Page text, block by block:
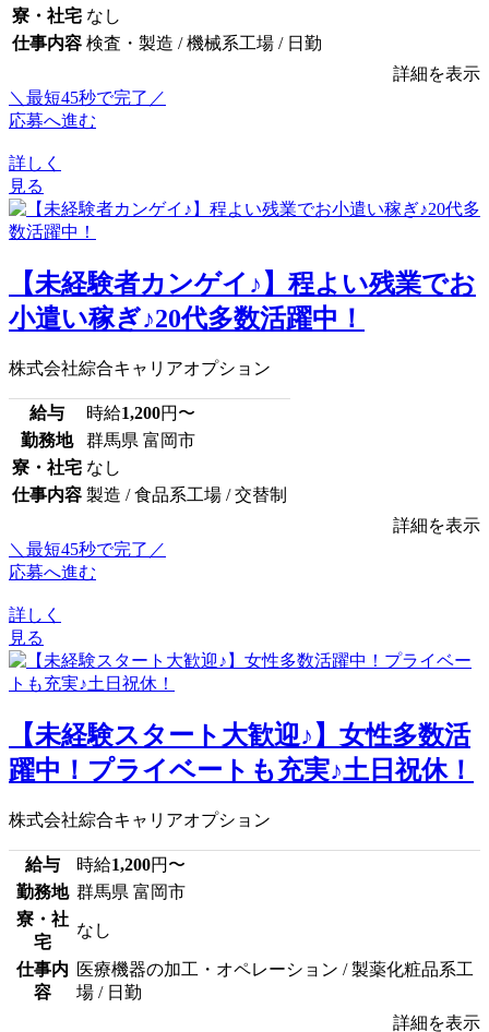
寮・社宅 なし
仕事内容 検査・製造 / 機械系工場 / 日勤
詳細を表示
＼最短45秒で完了／
応募へ進む
詳しく
見る
【未経験者カンゲイ♪】程よい残業でお
小遣い稼ぎ♪20代多数活躍中！
株式会社綜合キャリアオプション
給与 時給1,200円〜
勤務地
群馬県 富岡市
寮・社宅 なし
仕事内容 製造 / 食品系工場 / 交替制
詳細を表示
＼最短45秒で完了／
応募へ進む
詳しく
見る
【未経験スタート大歓迎♪】女性多数活
躍中！プライベートも充実♪土日祝休！
株式会社綜合キャリアオプション
給与 時給1,200円〜
勤務地 群馬県 富岡市
寮・社
宅
なし
仕事内
容
医療機器の加工・オペレーション / 製薬化粧品系工
場 / 日勤
詳細を表示